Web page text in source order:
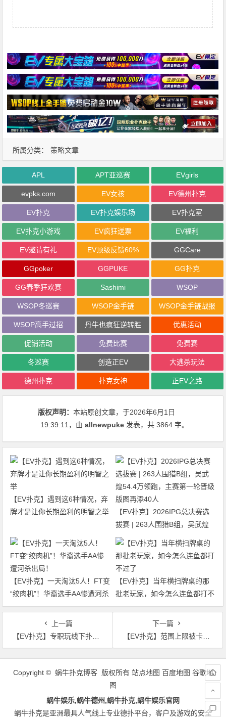
所属分类： 策略文章
APL APT亚巡赛 EVgirls
evpks.com EV女孩 EV德州扑克
EV扑克 EV扑克娱乐场 EV扑克室
EV扑克小游戏 EV疯狂送票 EV福利
EV邀请有礼 EV顶级反馈60% GGCare
GGpoker GGPUKE GG扑克
GG春季狂欢赛 Sashimi WSOP
WSOP冬巡赛 WSOP金手链 WSOP金手链战报
WSOP高手过招 丹牛也疯狂逆转胜 优惠活动
促销活动 免费比赛 免费赛
冬巡赛 创造正EV 大逃杀玩法
德州扑克 扑克女神 正EV之路
版权声明：本站原创文章，于2026年6月1日
19:39:11 ，由allnewpuke 发表，共 3864 字。
【EV扑克】遇到这6种情况，弃
牌才是让你长期盈利的明智之举
【EV扑克】2026IPG总决赛选
拔赛 | 263人围猎B组，吴武煌
54.4万领跑，主赛第一轮晋级版
图再添40人
【EV扑克】一天淘汰5人！FT变
“绞肉机”！华裔选手AA惨遭河杀
出局！
【EV扑克】当年横扫牌桌的那
批老玩家，如今怎么连鱼都打不
过了
上一篇
【EV扑克】专职玩线下扑克能不能赚到理想收入？
下一篇
【EV扑克】范围上限被卡住：为什么你读懂了对手，却总是不敢下注？
文
Copyright © 蜗牛扑克博客 版权所有 站点地图 百度地图 谷歌地
图
蜗牛娱乐,蜗牛德州,蜗牛扑克,蜗牛娱乐官网
蜗牛扑克是亚洲最具人气线上专业德扑平台，客户及游戏的安全